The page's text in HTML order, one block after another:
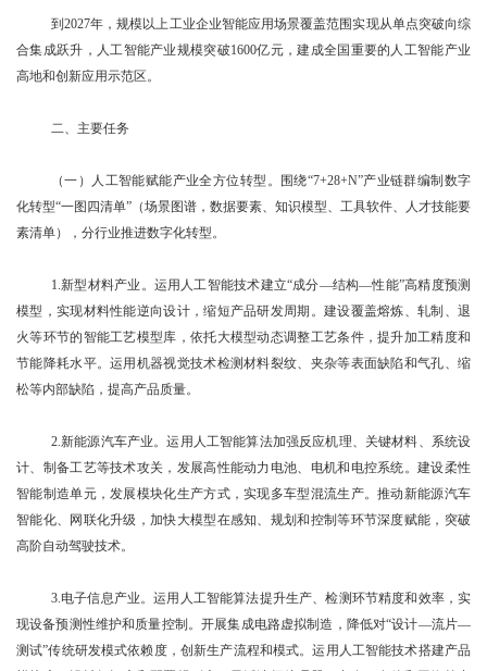
到2027年，规模以上工业企业智能应用场景覆盖范围实现从单点突破向综
合集成跃升，人工智能产业规模突破1600亿元，建成全国重要的人工智能产业
高地和创新应用示范区。
二、主要任务
（一）人工智能赋能产业全方位转型。围绕“7+28+N”产业链群编制数字
化转型“一图四清单”（场景图谱，数据要素、知识模型、工具软件、人才技能要
素清单），分行业推进数字化转型。
1.新型材料产业。运用人工智能技术建立“成分—结构—性能”高精度预测
模型，实现材料性能逆向设计，缩短产品研发周期。建设覆盖熔炼、轧制、退
火等环节的智能工艺模型库，依托大模型动态调整工艺条件，提升加工精度和
节能降耗水平。运用机器视觉技术检测材料裂纹、夹杂等表面缺陷和气孔、缩
松等内部缺陷，提高产品质量。
2.新能源汽车产业。运用人工智能算法加强反应机理、关键材料、系统设
计、制备工艺等技术攻关，发展高性能动力电池、电机和电控系统。建设柔性
智能制造单元，发展模块化生产方式，实现多车型混流生产。推动新能源汽车
智能化、网联化升级，加快大模型在感知、规划和控制等环节深度赋能，突破
高阶自动驾驶技术。
3.电子信息产业。运用人工智能算法提升生产、检测环节精度和效率，实
现设备预测性维护和质量控制。开展集成电路虚拟制造，降低对“设计—流片—
测试”传统研发模式依赖度，创新生产流程和模式。运用人工智能技术搭建产品